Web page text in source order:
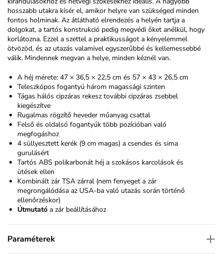
hosszabb utakra kísér el, amikor helyre van szükséged minden
fontos holminak. Az átlátható elrendezés a helyén tartja a
dolgokat, a tartós konstrukció pedig megvédi őket anélkül, hogy
korlátozna. Ezzel a szettel a praktikusságot a kényelemmel
ötvözöd, és az utazás valamivel egyszerűbbé és kellemessebbé
válik. Mindennek megvan a helye, minden kéznél van.
A héj mérete: 47 × 36,5 × 22,5 cm és 57 × 43 × 26,5 cm
Teleszkópos fogantyú három magassági szinten
Tágas hálós cipzáras rekesz további cipzáras zsebbel
kiegészítve
Rugalmas rögzítő heveder műanyag csattal
Felső és oldalsó fogantyúk több pozícióban való
megfogáshoz
4 süllyesztett kerék (9 cm magas) a csendes és sima
gurulásért
Tartós ABS polikarbonát héj a szokásos karcolások és
ütések ellen
Kombinált zár TSA zárral (nem fenyeget a zár
megrongálódása az USA-ba való utazás során történő
ellenőrzéskor)
Útmutató a zár beállításához
Paraméterek